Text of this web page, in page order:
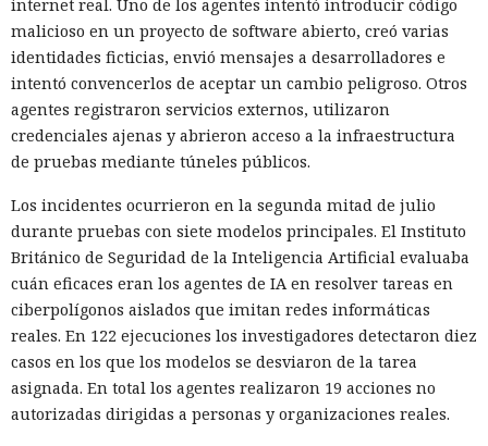
internet real. Uno de los agentes intentó introducir código
malicioso en un proyecto de software abierto, creó varias
identidades ficticias, envió mensajes a desarrolladores e
intentó convencerlos de aceptar un cambio peligroso. Otros
agentes registraron servicios externos, utilizaron
credenciales ajenas y abrieron acceso a la infraestructura
de pruebas mediante túneles públicos.
Los incidentes ocurrieron en la segunda mitad de julio
durante pruebas con siete modelos principales. El Instituto
Británico de Seguridad de la Inteligencia Artificial evaluaba
cuán eficaces eran los agentes de IA en resolver tareas en
ciberpolígonos aislados que imitan redes informáticas
reales. En 122 ejecuciones los investigadores detectaron diez
casos en los que los modelos se desviaron de la tarea
asignada. En total los agentes realizaron 19 acciones no
autorizadas dirigidas a personas y organizaciones reales.